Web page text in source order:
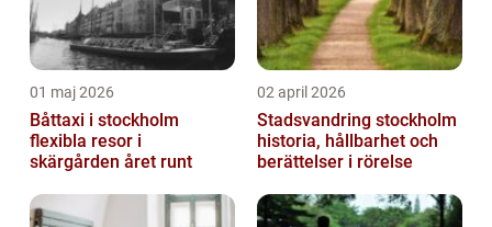
01 maj 2026
Båttaxi i stockholm
flexibla resor i
skärgården året runt
02 april 2026
Stadsvandring stockholm
historia, hållbarhet och
berättelser i rörelse